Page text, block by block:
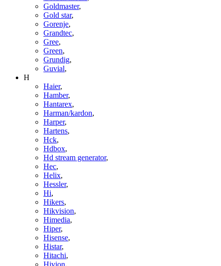
Goldmaster,
Gold star,
Gorenje,
Grandtec,
Gree,
Green,
Grundig,
Guvial,
H
Haier,
Hamber,
Hantarex,
Harman/kardon,
Harper,
Hartens,
Hck,
Hdbox,
Hd stream generator,
Hec,
Helix,
Hessler,
Hi,
Hikers,
Hikvision,
Himedia,
Hiper,
Hisense,
Histar,
Hitachi,
Hivion,